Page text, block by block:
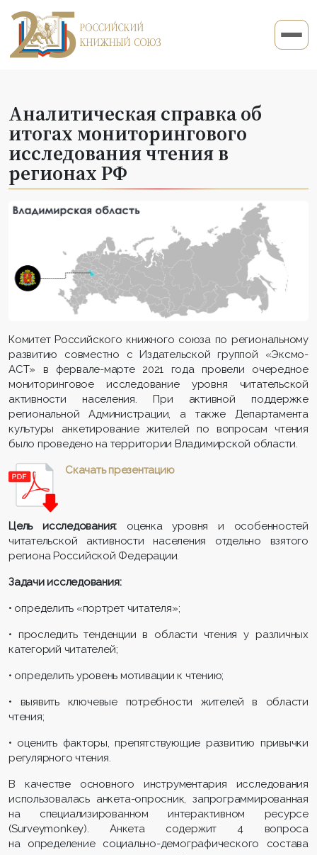
Аналитическая справка об
итогах мониторингового
исследования чтения в
регионах РФ
Комитет Российского книжного союза по региональному
развитию совместно с Издательской группой «Эксмо-
АСТ» в фервале-марте 2021 года провели очередное
мониторинговое исследование уровня читательской
активности населения. При активной поддержке
региональной Администрации, а также Департамента
культуры анкетирование жителей по вопросам чтения
было проведено на территории Владимирской области.
Скачать презентацию
Цель исследования: оценка уровня и особенностей
читательской активности населения отдельно взятого
региона Российской Федерации.
Задачи исследования:
• определить «портрет читателя»;
• проследить тенденции в области чтения у различных
категорий читателей;
• определить уровень мотивации к чтению;
• выявить ключевые потребности жителей в области
чтения;
• оценить факторы, препятствующие развитию привычки
регулярного чтения.
В качестве основного инструментария исследования
использовалась анкета-опросник, запрограммированная
на специализированном интерактивном ресурсе
(Surveymonkey). Анкета содержит 4 вопроса
на определение социально-демографического состава